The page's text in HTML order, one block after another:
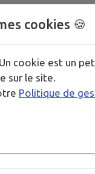
de
cookies 🍪
cookie est un
sur le site.
Politique de